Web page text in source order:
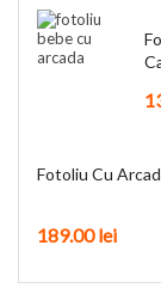
Fotoliu Cu
189.00lei